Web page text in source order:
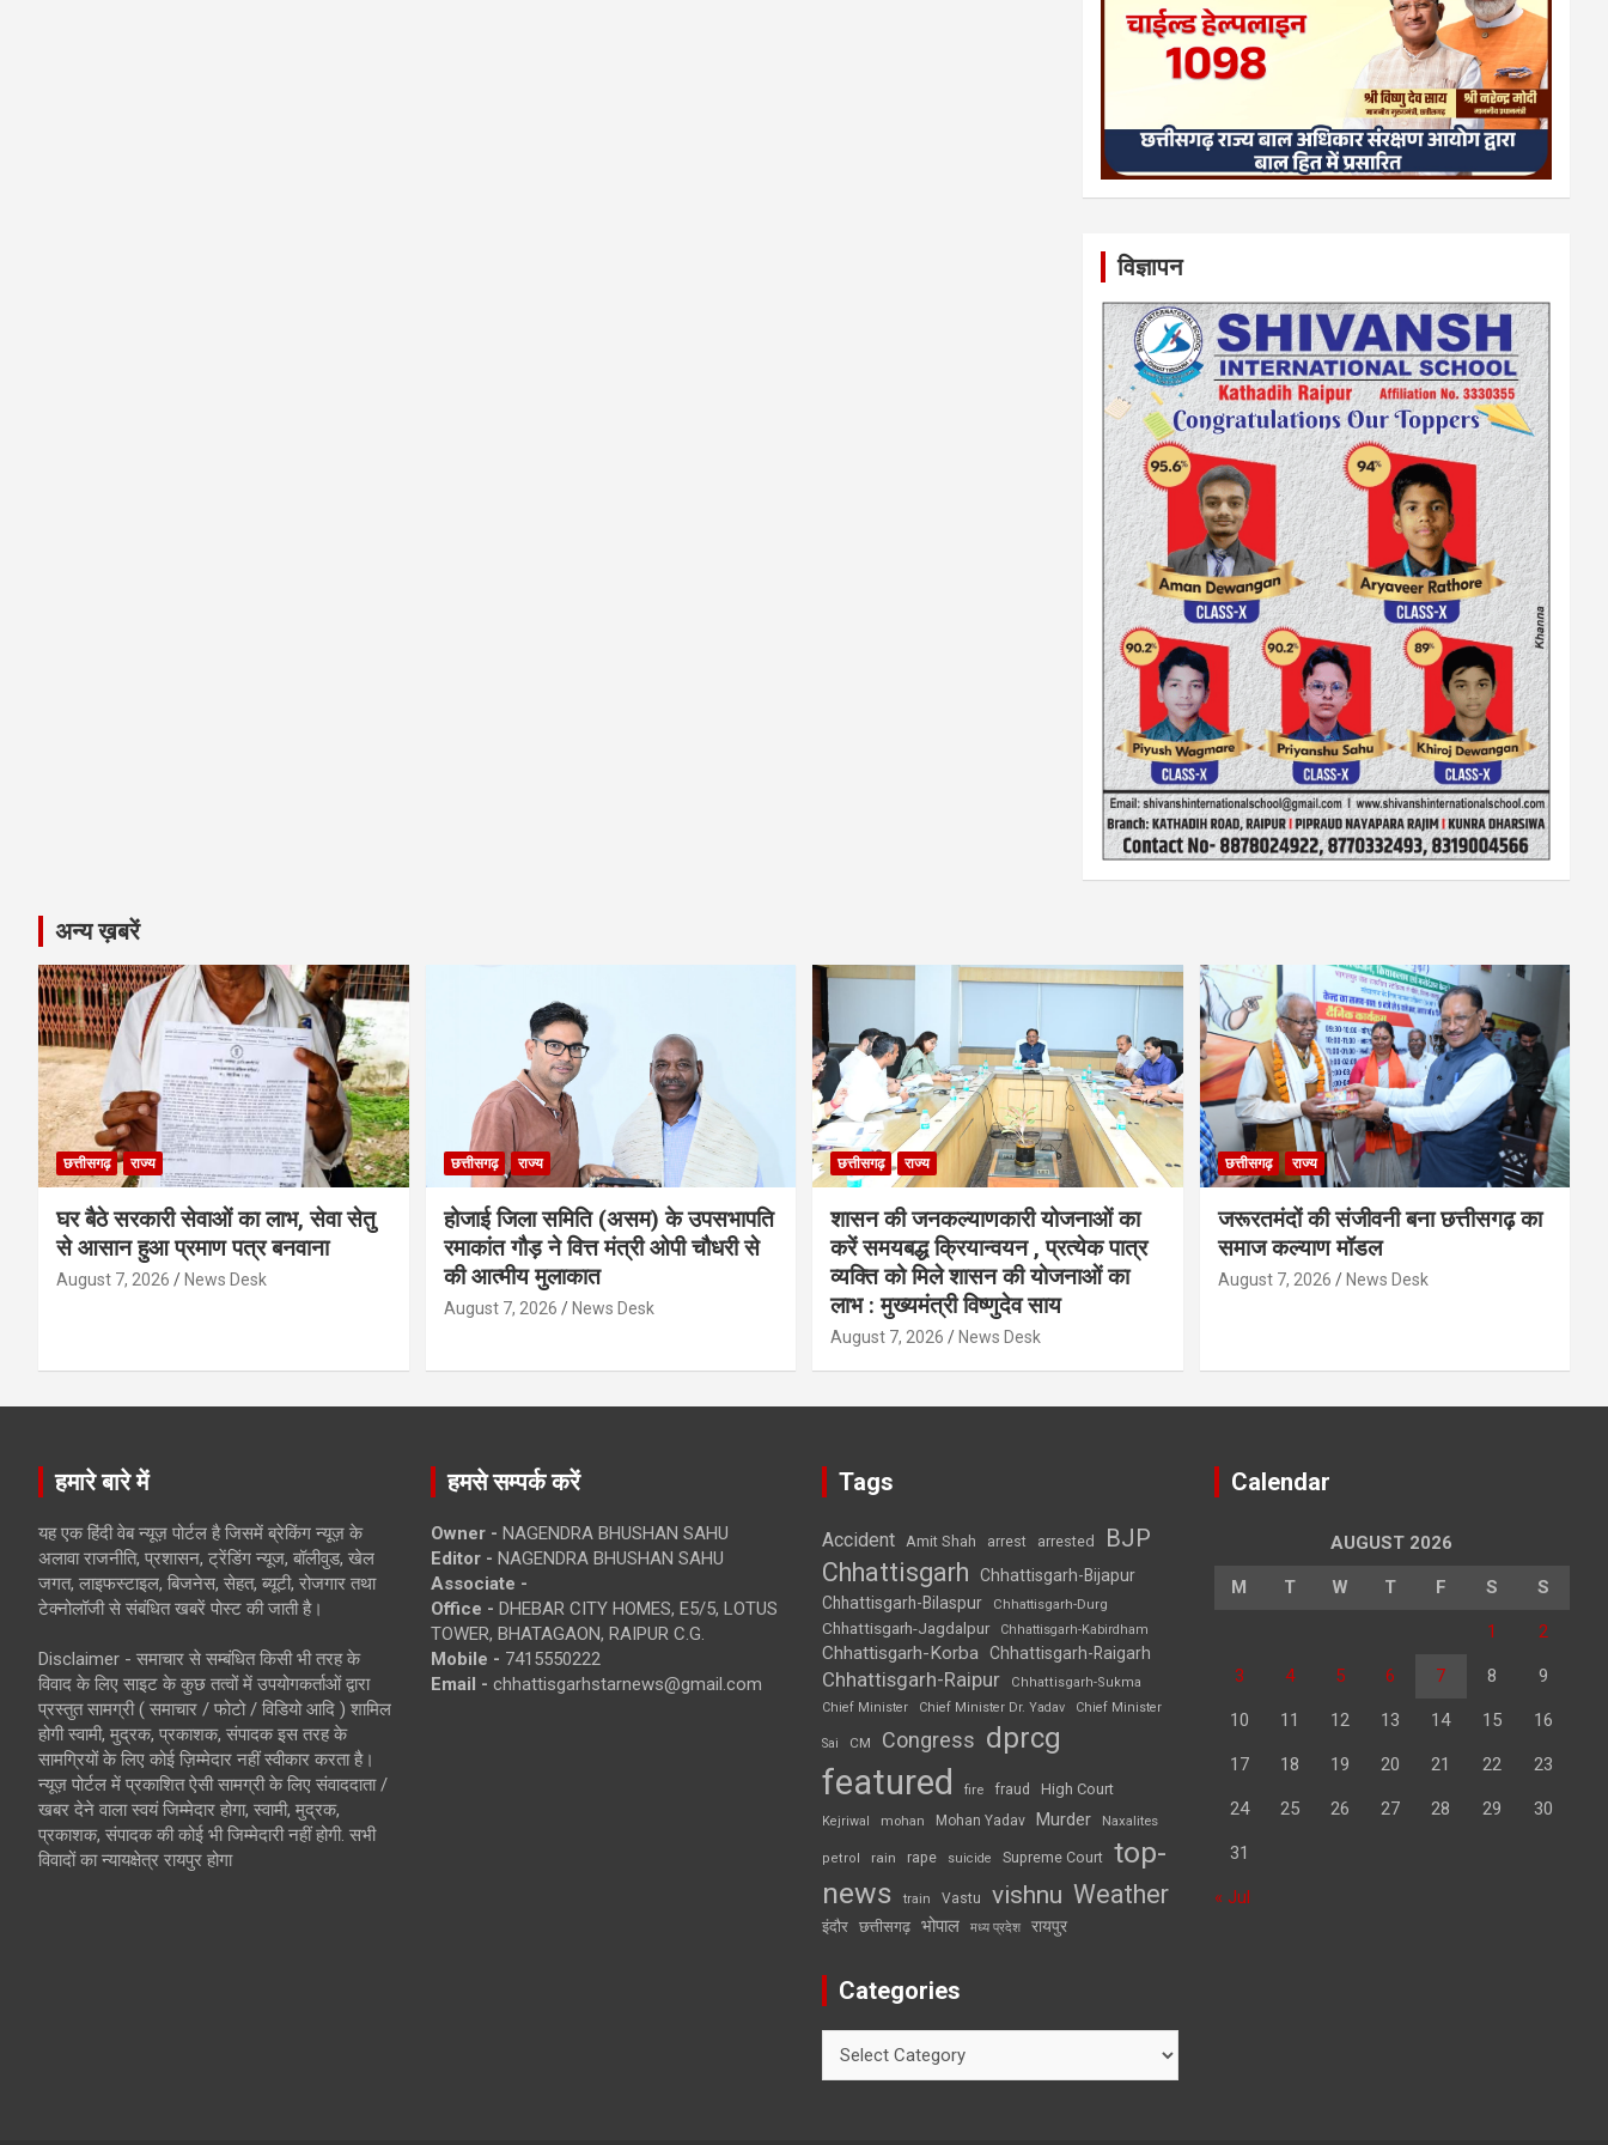
विज्ञापन
अन्य ख़बरें
छत्तीसगढ़ राज्य
घर बैठे सरकारी सेवाओं का लाभ, सेवा सेतु
से आसान हुआ प्रमाण पत्र बनवाना
August 7, 2026 News Desk
छत्तीसगढ़ राज्य
होजाई जिला समिति (असम) के उपसभापति
रमाकांत गौड़ ने वित्त मंत्री ओपी चौधरी से
की आत्मीय मुलाकात
August 7, 2026 News Desk
छत्तीसगढ़ राज्य
शासन की जनकल्याणकारी योजनाओं का
करें समयबद्ध क्रियान्वयन , प्रत्येक पात्र
व्यक्ति को मिले शासन की योजनाओं का
लाभ : मुख्यमंत्री विष्णुदेव साय
August 7, 2026 News Desk
छत्तीसगढ़ राज्य
जरूरतमंदों की संजीवनी बना छत्तीसगढ़ का
समाज कल्याण मॉडल
August 7, 2026 News Desk
हमारे बारे में
यह एक हिंदी वेब न्यूज़ पोर्टल है जिसमें ब्रेकिंग न्यूज़ के
अलावा राजनीति, प्रशासन, ट्रेंडिंग न्यूज, बॉलीवुड, खेल
जगत, लाइफस्टाइल, बिजनेस, सेहत, ब्यूटी, रोजगार तथा
टेक्नोलॉजी से संबंधित खबरें पोस्ट की जाती है।
Disclaimer - समाचार से सम्बंधित किसी भी तरह के
विवाद के लिए साइट के कुछ तत्वों में उपयोगकर्ताओं द्वारा
प्रस्तुत सामग्री ( समाचार / फोटो / विडियो आदि ) शामिल
होगी स्वामी, मुद्रक, प्रकाशक, संपादक इस तरह के
सामग्रियों के लिए कोई ज़िम्मेदार नहीं स्वीकार करता है।
न्यूज़ पोर्टल में प्रकाशित ऐसी सामग्री के लिए संवाददाता /
खबर देने वाला स्वयं जिम्मेदार होगा, स्वामी, मुद्रक,
प्रकाशक, संपादक की कोई भी जिम्मेदारी नहीं होगी. सभी
विवादों का न्यायक्षेत्र रायपुर होगा
हमसे सम्पर्क करें
Owner - NAGENDRA BHUSHAN SAHU
Editor - NAGENDRA BHUSHAN SAHU
Associate -
Office - DHEBAR CITY HOMES, E5/5, LOTUS
TOWER, BHATAGAON, RAIPUR C.G.
Mobile - 7415550222
Email - chhattisgarhstarnews@gmail.com
Tags
Accident Amit Shah arrest arrested BJP
Chhattisgarh
Chhattisgarh-Bijapur
Chhattisgarh-Bilaspur
Chhattisgarh-Durg
Chhattisgarh-Jagdalpur Chhattisgarh-Kabirdham
Chhattisgarh-Korba Chhattisgarh-Raigarh
Chhattisgarh-Raipur
Chhattisgarh-Sukma
Chief Minister
Chief Minister Dr. Yadav Chief Minister
Sai CM Congress dprcg
featured fire fraud High Court
Kejriwal mohan Mohan Yadav Murder Naxalites
petrol rain rape suicide Supreme Court top-
news
train Vastu vishnu Weather
इंदौर छत्तीसगढ़ भोपाल मध्य प्रदेश रायपुर
Categories
Calendar
AUGUST 2026
M T W T F S S
1 2
3 4 5 6 7 8 9
10 11 12 13 14 15 16
17 18 19 20 21 22 23
24 25 26 27 28 29 30
31
« Jul